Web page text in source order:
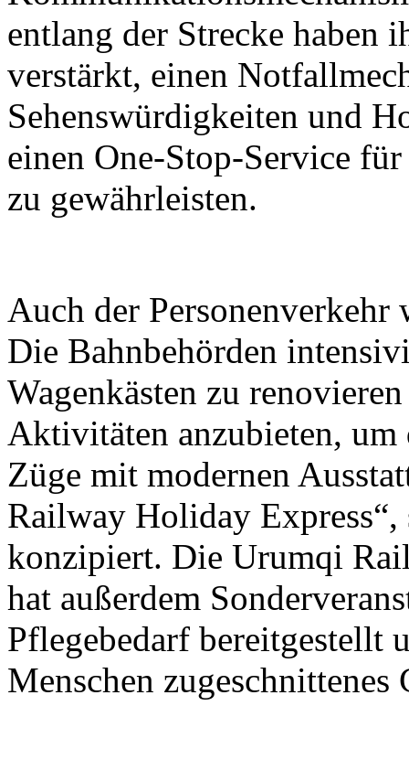
entlang der Strecke haben
verstärkt, einen
Sehenswürdigkeiten und
einen One-Stop-Service
zu gewährleisten.
Auch der
Die Bahnbehörden
Wagenkästen zu
Aktivitäten anzubieten, um
Züge mit modernen
Railway Holiday
konzipiert. Die Urumqi
hat außerdem
Pflegebedarf bereitgestellt
Menschen